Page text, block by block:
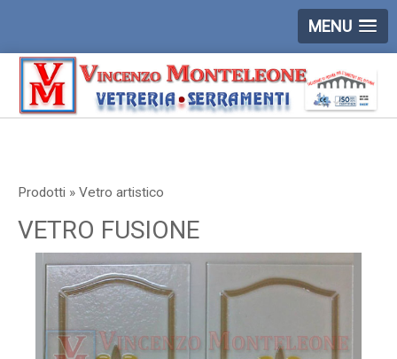
MENU
Prodotti » Vetro artistico
VETRO FUSIONE